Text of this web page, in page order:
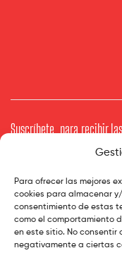
Para ofrecer las mejores
cookies para almacenar
consentimiento de estas
como el comportamiento
en este sitio. No
negativamente a ciertas
Suscríbete para recibir